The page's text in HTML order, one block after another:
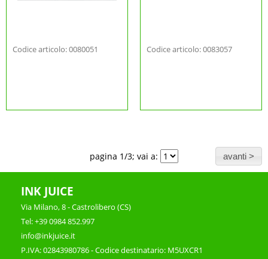
Codice articolo: 0080051 Codice articolo: 0083057
pagina 1/3; vai a:
INK JUICE
Via Milano, 8 - Castrolibero (CS)
Tel: +39 0984 852.997
info@inkjuice.it
P.IVA: 02843980786 - Codice destinatario: M5UXCR1